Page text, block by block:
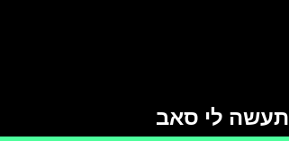
תעשה לי סאב